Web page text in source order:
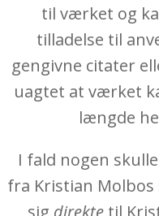
til værket og
tilladelse til
gengivne citater
uagtet at værket
længde
I fald nogen
fra Kristian Molbos